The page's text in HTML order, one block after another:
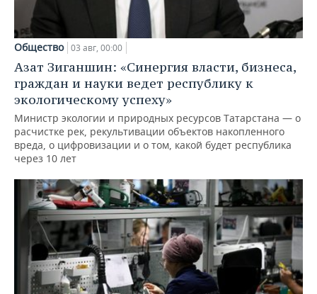
Общество 03 авг, 00:00
Азат Зиганшин: «Синергия власти, бизнеса,
граждан и науки ведет республику к
экологическому успеху»
Министр экологии и природных ресурсов Татарстана — о
расчистке рек, рекультивации объектов накопленного
вреда, о цифровизации и о том, какой будет республика
через 10 лет